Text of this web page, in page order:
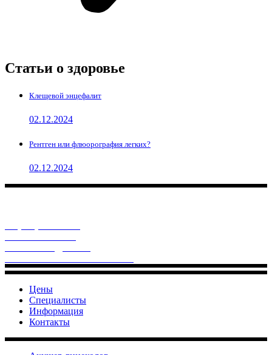
Статьи о здоровье
Клещевой энцефалит
02.12.2024
Рентген или флюорография легких?
02.12.2024
Цены
Специалисты
Информация
Контакты